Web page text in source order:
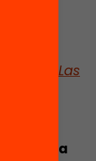
Las
la
la
Española